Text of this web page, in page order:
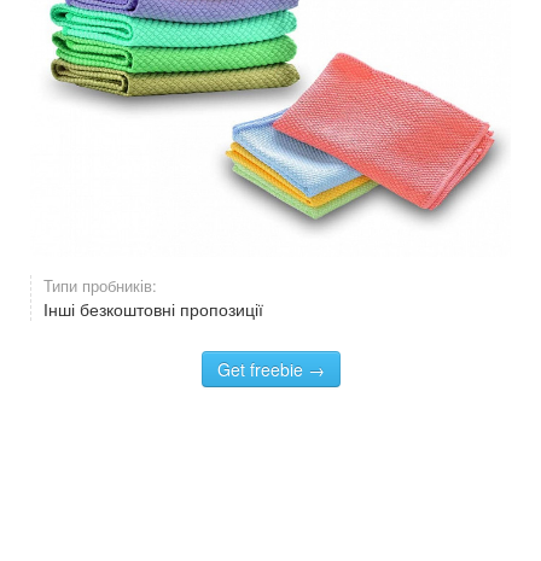
Типи пробників:
Інші безкоштовні пропозиції
Get freebie →